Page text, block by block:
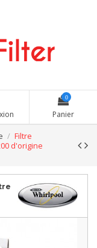
0
Panier
Filtre
d'origine